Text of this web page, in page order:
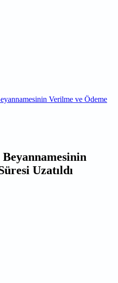
Verilme ve Ödeme
Uzatıldı